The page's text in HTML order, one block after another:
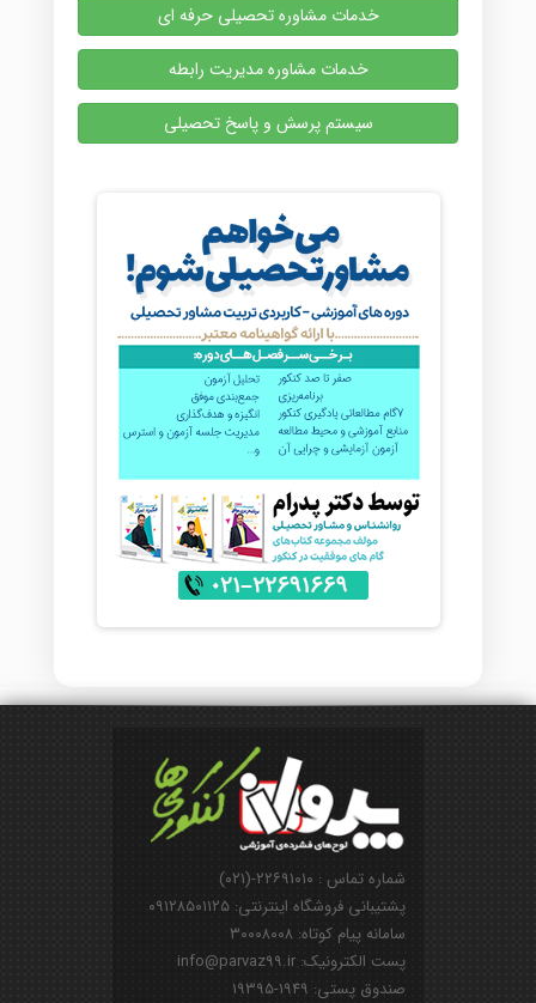
خدمات مشاوره تحصیلی حرفه ای
خدمات مشاوره مدیریت رابطه
سیستم پرسش و پاسخ تحصیلی
شماره تماس : ۲۲۶۹۱۰۱۰-(۰۲۱)
پشتیبانی فروشگاه اینترنتی: ۰۹۱۲۸۵۰۱۱۲۵
سامانه پیام کوتاه: ۳۰۰۰۸۰۰۸
پست الکترونیک: info@parvaz99.ir
صندوق پستی: ۱۹۴۹-۱۹۳۹۵